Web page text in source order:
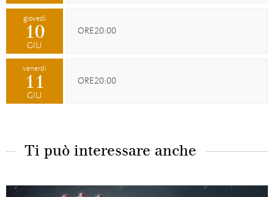
giovedì
10
GIU
ORE20:00
venerdì
11
GIU
ORE20:00
Ti può interessare anche